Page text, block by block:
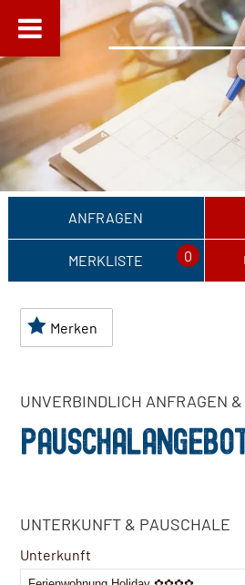
ANFRAGEN
MERKLISTE 0
Merken
UNVERBINDLICH ANFRAGEN
Number *
UNTERKUNFT & PAUSCHALE
Unterkunft